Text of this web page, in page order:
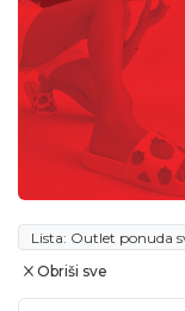
Lista: Outlet ponuda
Obriši sve